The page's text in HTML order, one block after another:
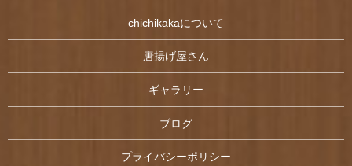
chichikakaについて
唐揚げ屋さん
ギャラリー
ブログ
プライバシーポリシー